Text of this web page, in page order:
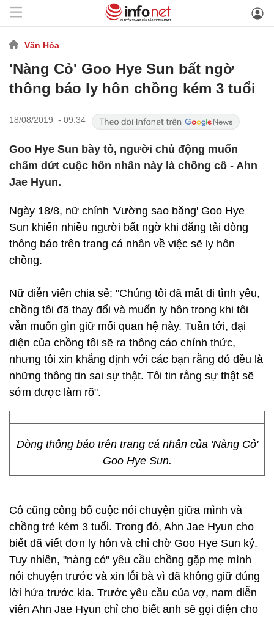
Văn Hóa
'Nàng Cỏ' Goo Hye Sun bất ngờ
thông báo ly hôn chồng kém 3 tuổi
18/08/2019 - 09:34
Goo Hye Sun bày tỏ, người chủ động muốn
chấm dứt cuộc hôn nhân này là chồng cô - Ahn
Jae Hyun.
Ngày 18/8, nữ chính 'Vường sao băng' Goo Hye
Sun khiến nhiều người bất ngờ khi đăng tải dòng
thông báo trên trang cá nhân về việc sẽ ly hôn
chồng.
Nữ diễn viên chia sẻ: "Chúng tôi đã mất đi tình yêu,
chồng tôi đã thay đổi và muốn ly hôn trong khi tôi
vẫn muốn gìn giữ mối quan hệ này. Tuần tới, đại
diện của chồng tôi sẽ ra thông cáo chính thức,
nhưng tôi xin khẳng định với các bạn rằng đó đều là
những thông tin sai sự thật. Tôi tin rằng sự thật sẽ
sớm được làm rõ".
Dòng thông báo trên trang cá nhân của 'Nàng Cỏ'
Goo Hye Sun.
Cô cũng công bố cuộc nói chuyện giữa mình và
chồng trẻ kém 3 tuổi. Trong đó, Ahn Jae Hyun cho
biết đã viết đơn ly hôn và chỉ chờ Goo Hye Sun ký.
Tuy nhiên, "nàng cỏ" yêu cầu chồng gặp mẹ mình
nói chuyện trước và xin lỗi bà vì đã không giữ đúng
lời hứa trước kia. Trước yêu cầu của vợ, nam diễn
viên Ahn Jae Hyun chỉ cho biết anh sẽ gọi điện cho